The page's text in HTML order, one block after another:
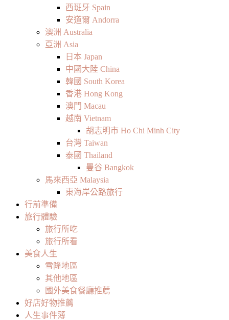
西班牙 Spain
安道爾 Andorra
澳洲 Australia
亞洲 Asia
日本 Japan
中國大陸 China
韓國 South Korea
香港 Hong Kong
澳門 Macau
越南 Vietnam
胡志明市 Ho Chi Minh City
台灣 Taiwan
泰國 Thailand
曼谷 Bangkok
馬來西亞 Malaysia
東海岸公路旅行
行前準備
旅行體驗
旅行所吃
旅行所看
美食人生
雪隆地區
其他地區
國外美食餐廳推薦
好店好物推薦
人生事件簿